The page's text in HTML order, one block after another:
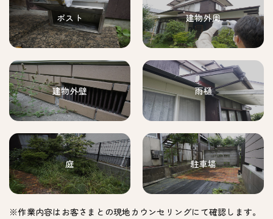
ポスト 建物外周
建物外壁 雨樋
庭 駐車場
※作業内容はお客さまとの現地カウンセリングにて確認します。